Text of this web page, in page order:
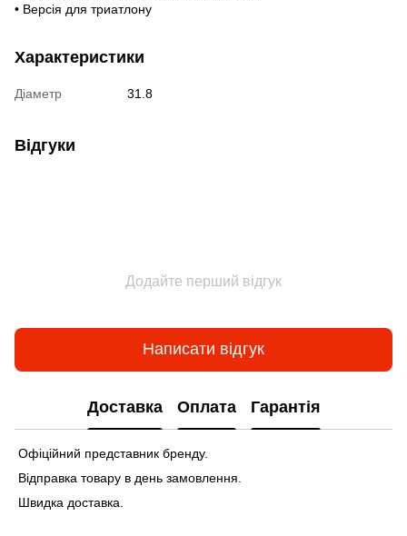
• Версія для триатлону
Характеристики
Діаметр 31.8
Відгуки
Додайте перший відгук
Написати відгук
Доставка Оплата Гарантія
Офіційний представник бренду.
Відправка товару в день замовлення.
Швидка доставка.